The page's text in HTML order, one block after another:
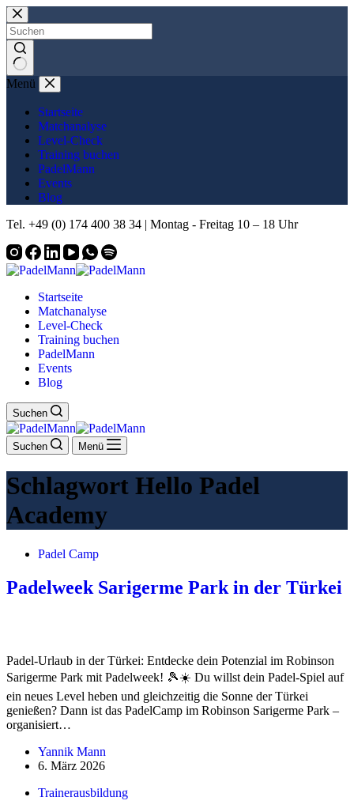
Zum
Inhalt
springen
Keine
Ergebnisse
Menü
Startseite
Matchanalyse
Level-Check
Training buchen
PadelMann
Events
Blog
Tel. +49 (0) 174 400 38 34 | Montag - Freitag 10 – 18 Uhr
Startseite
Matchanalyse
Level-Check
Training buchen
PadelMann
Events
Blog
Suchen
Suchen Menü
Schlagwort Hello Padel
Academy
Padel Camp
Padelweek Sarigerme Park in der Türkei
Padel-Urlaub in der Türkei: Entdecke dein Potenzial im Robinson
Sarigerme Park mit Padelweek! 🎾☀️ Du willst dein Padel-Spiel auf
ein neues Level heben und gleichzeitig die Sonne der Türkei
genießen? Dann ist das PadelCamp im Robinson Sarigerme Park –
organisiert…
Yannik Mann
6. März 2026
Trainerausbildung